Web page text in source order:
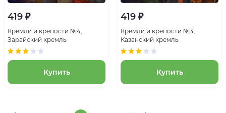
419 ₽
Кремли и крепости №4,
Зарайский кремль
Купить
419 ₽
Кремли и крепости №3,
Казанский кремль
Купить